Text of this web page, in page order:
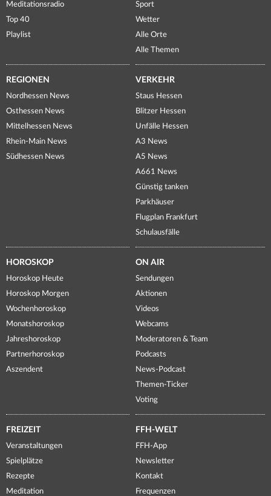
Meditationsradio
Top 40
Playlist
Sport
Wetter
Alle Orte
Alle Themen
REGIONEN
Nordhessen News
Osthessen News
Mittelhessen News
Rhein-Main News
Südhessen News
VERKEHR
Staus Hessen
Blitzer Hessen
Unfälle Hessen
A3 News
A5 News
A661 News
Günstig tanken
Parkhäuser
Flugplan Frankfurt
Schulausfälle
HOROSKOP
Horoskop Heute
Horoskop Morgen
Wochenhoroskop
Monatshoroskop
Jahreshoroskop
Partnerhoroskop
Aszendent
ON AIR
Sendungen
Aktionen
Videos
Webcams
Moderatoren & Team
Podcasts
News-Podcast
Themen-Ticker
Voting
FREIZEIT
Veranstaltungen
Spielplätze
Rezepte
Meditation
FFH-WELT
FFH-App
Newsletter
Kontakt
Frequenzen